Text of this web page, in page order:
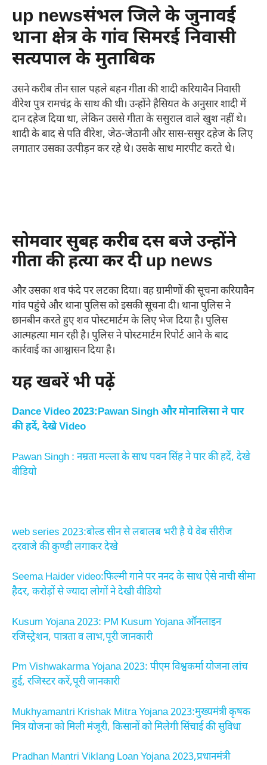
up newsसंभल जिले के जुनावई
थाना क्षेत्र के गांव सिमरई निवासी
सत्यपाल के मुताबिक
उसने करीब तीन साल पहले बहन गीता की शादी करियावैन निवासी
वीरेश पुत्र रामचंद्र के साथ की थी। उन्होंने हैसियत के अनुसार शादी में
दान दहेज दिया था, लेकिन उससे गीता के ससुराल वाले खुश नहीं थे।
शादी के बाद से पति वीरेश, जेठ-जेठानी और सास-ससुर दहेज के लिए
लगातार उसका उत्पीड़न कर रहे थे। उसके साथ मारपीट करते थे।
सोमवार सुबह करीब दस बजे उन्होंने
गीता की हत्या कर दी up news
और उसका शव फंदे पर लटका दिया। वह ग्रामीणों की सूचना करियावैन
गांव पहुंचे और थाना पुलिस को इसकी सूचना दी। थाना पुलिस ने
छानबीन करते हुए शव पोस्टमार्टम के लिए भेज दिया है। पुलिस
आत्महत्या मान रही है। पुलिस ने पोस्टमार्टम रिपोर्ट आने के बाद
कार्रवाई का आश्वासन दिया है।
यह खबरें भी पढ़ें
Dance Video 2023:Pawan Singh और मोनालिसा ने पार
की हदें, देखे Video
Pawan Singh : नम्रता मल्ला के साथ पवन सिंह ने पार की हदें, देखे
वीडियो
web series 2023:बोल्ड सीन से लबालब भरी है ये वेब सीरीज
दरवाजे की कुण्डी लगाकर देखे
Seema Haider video:फिल्मी गाने पर ननद के साथ ऐसे नाची सीमा
हैदर, करोड़ों से ज्यादा लोगों ने देखी वीडियो
Kusum Yojana 2023: PM Kusum Yojana ऑनलाइन
रजिस्ट्रेशन, पात्रता व लाभ,पूरी जानकारी
Pm Vishwakarma Yojana 2023: पीएम विश्वकर्मा योजना लांच
हुई, रजिस्टर करें,पूरी जानकारी
Mukhyamantri Krishak Mitra Yojana 2023:मुख्यमंत्री कृषक
मित्र योजना को मिली मंजूरी, किसानों को मिलेगी सिंचाई की सुविधा
Pradhan Mantri Viklang Loan Yojana 2023,प्रधानमंत्री